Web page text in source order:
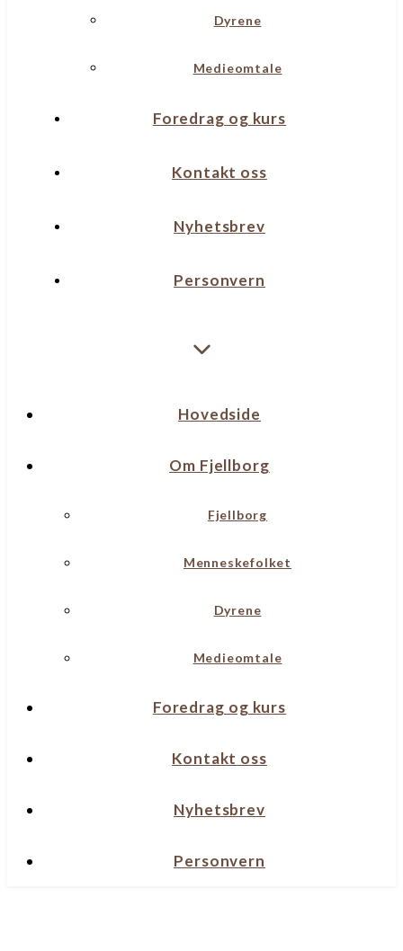
Dyrene
Medieomtale
Foredrag og kurs
Kontakt oss
Nyhetsbrev
Personvern
Hovedside
Om Fjellborg
Fjellborg
Menneskefolket
Dyrene
Medieomtale
Foredrag og kurs
Kontakt oss
Nyhetsbrev
Personvern